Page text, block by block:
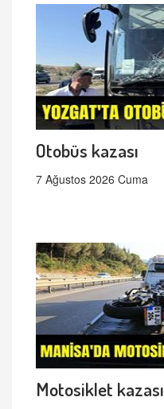
Otobüs kazası
7 Ağustos 2026 Cuma
Motosiklet kazası